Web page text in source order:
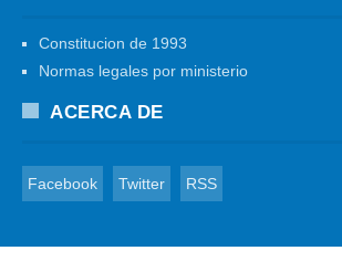
Constitucion de 1993
Normas legales por ministerio
ACERCA DE
Facebook Twitter RSS